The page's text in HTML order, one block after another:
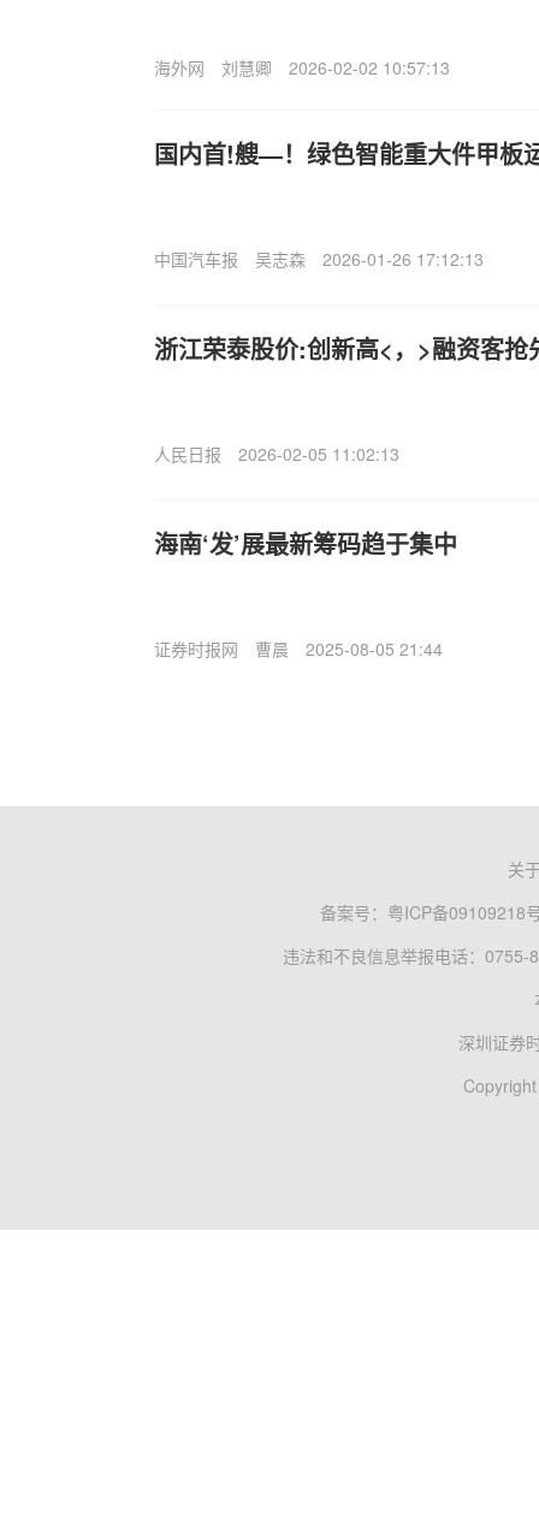
海外网 刘慧卿 2026-02-02 10:57:13
国内首!艘—！绿色智能重大件甲板
中国汽车报 吴志森 2026-01-26 17:12:13
浙江荣泰股价:创新高<，>融资客抢
人民日报 2026-02-05 11:02:13
海南‘发’展最新筹码趋于集中
证券时报网 曹晨 2025-08-05 21:44
关
备案号： 粤ICP备09109218
违法和不良信息举报电话：0755-
深圳证券